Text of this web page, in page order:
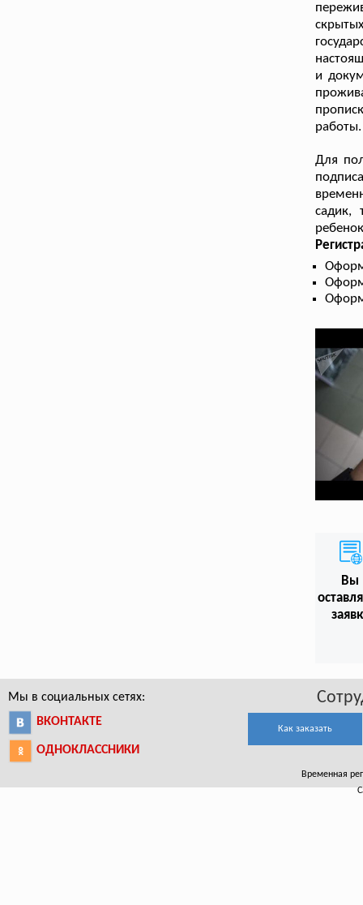
и
работы.
Для
садик,
Вы
Мы в социальных сетях:
ВКОНТАКТЕ
ОДНОКЛАССНИКИ
Как заказать
Временная